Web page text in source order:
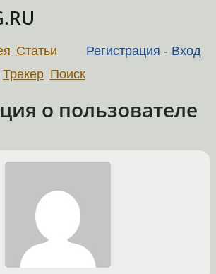
Регистрация - Вход
Статьи
Трекер Поиск
о пользователе